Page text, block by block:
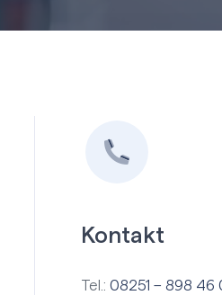
Kontakt
Tel.: 08251 – 898 46